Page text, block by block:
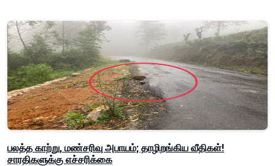
பலத்த காற்று, மண்சரிவு அபாயம்; தாழிறங்கிய வீதிகள்!
சாரதிகளுக்கு எச்சரிக்கை